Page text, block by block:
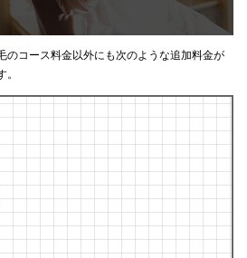
のコース料金以外にも次のような追加料金が